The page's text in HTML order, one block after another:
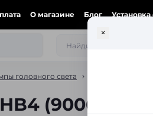
О магазине Блог
головного света Лед лампы HB4
(9006)
×